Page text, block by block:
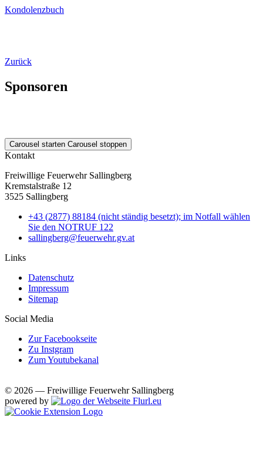
Kondolenzbuch
Zurück
Sponsoren
Carousel starten Carousel stoppen
Kontakt
Freiwillige Feuerwehr Sallingberg
Kremstalstraße 12
3525 Sallingberg
+43 (2877) 88184 (nicht ständig besetzt); im Notfall wählen
Sie den NOTRUF 122
sallingberg@feuerwehr.gv.at
Links
Datenschutz
Impressum
Sitemap
Social Media
Zur Facebookseite
Zu Instgram
Zum Youtubekanal
© 2026 — Freiwillige Feuerwehr Sallingberg
powered by